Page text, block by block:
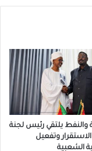
والنفط يلتقي رئيس لجنة
الاستقرار وتفعيل
الشعبية